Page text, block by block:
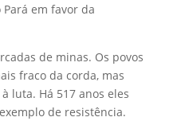
em favor da
de minas. Os povos
fraco da corda, mas
luta. Há 517 anos eles
de resistência.